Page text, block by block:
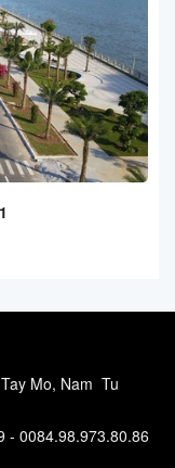
Mo, Nam Tu
- 0084.98.973.80.86